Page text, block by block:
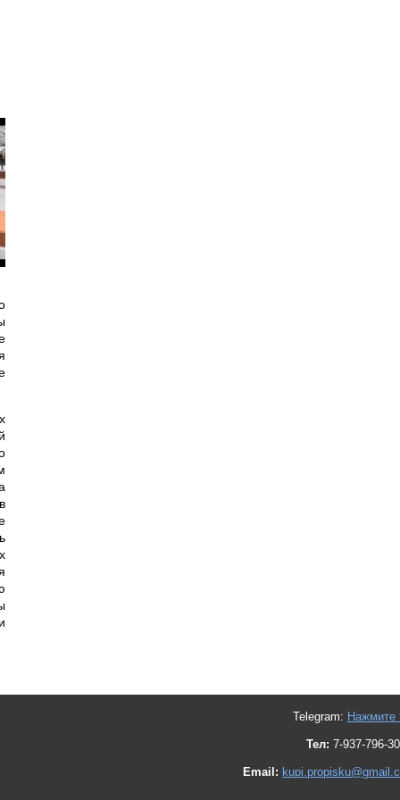
Telegram: Нажмите
Тел: 7-937-796-
Email: